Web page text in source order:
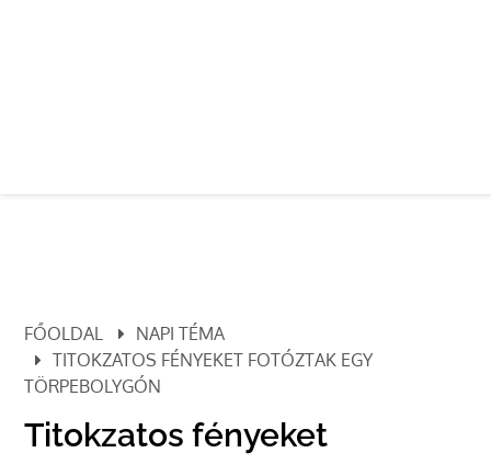
FŐOLDAL
NAPI TÉMA
TITOKZATOS FÉNYEKET FOTÓZTAK EGY
TÖRPEBOLYGÓN
Titokzatos fényeket